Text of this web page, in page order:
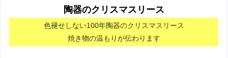
陶器のクリスマスリース
色褪せしない100年陶器のクリスマスリース
焼き物の温もりが伝わります